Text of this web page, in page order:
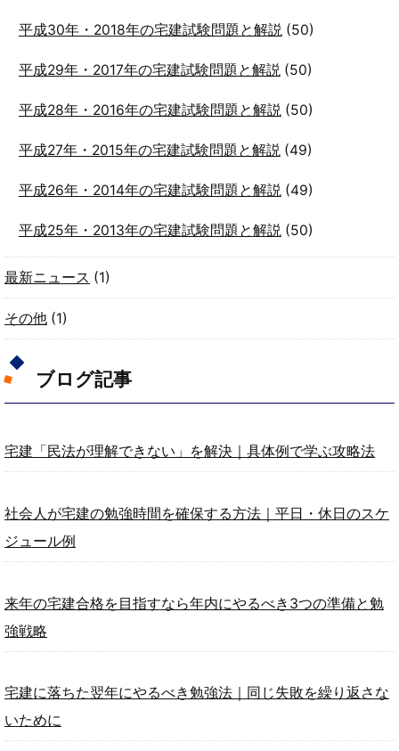
平成30年・2018年の宅建試験問題と解説(50)
平成29年・2017年の宅建試験問題と解説(50)
平成28年・2016年の宅建試験問題と解説(50)
平成27年・2015年の宅建試験問題と解説(49)
平成26年・2014年の宅建試験問題と解説(49)
平成25年・2013年の宅建試験問題と解説(50)
最新ニュース (1)
その他 (1)
ブログ記事
宅建「民法が理解できない」を解決｜具体例で学ぶ攻略法
社会人が宅建の勉強時間を確保する方法｜平日・休日のスケ
ジュール例
来年の宅建合格を目指すなら年内にやるべき3つの準備と勉
強戦略
宅建に落ちた翌年にやるべき勉強法｜同じ失敗を繰り返さな
いために